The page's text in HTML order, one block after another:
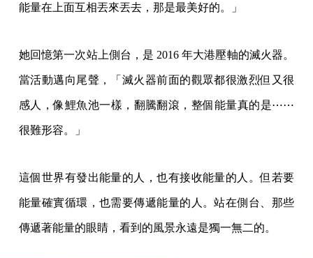
能量在上面互相丟來丟去，那是最美好的。」
她回憶第一次站上側台，是 2016 年大港壓軸的滅火器。
當活動邁向尾聲，「滅火器前面的觀眾都很激烈但又很
感人，像鯉魚池一樣，翻騰翻滾，整個能量真的是⋯⋯
很難形容。」
這個世界有發出能量的人，也有接收能量的人。但若要
能量確實循環，也需要傳遞能量的人。站在側台、那些
傳遞著能量的眼睛，看到的風景永遠是獨一無二的。